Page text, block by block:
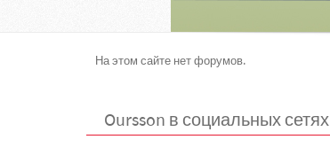
На этом сайте нет форумов.
Oursson в социальных сетях